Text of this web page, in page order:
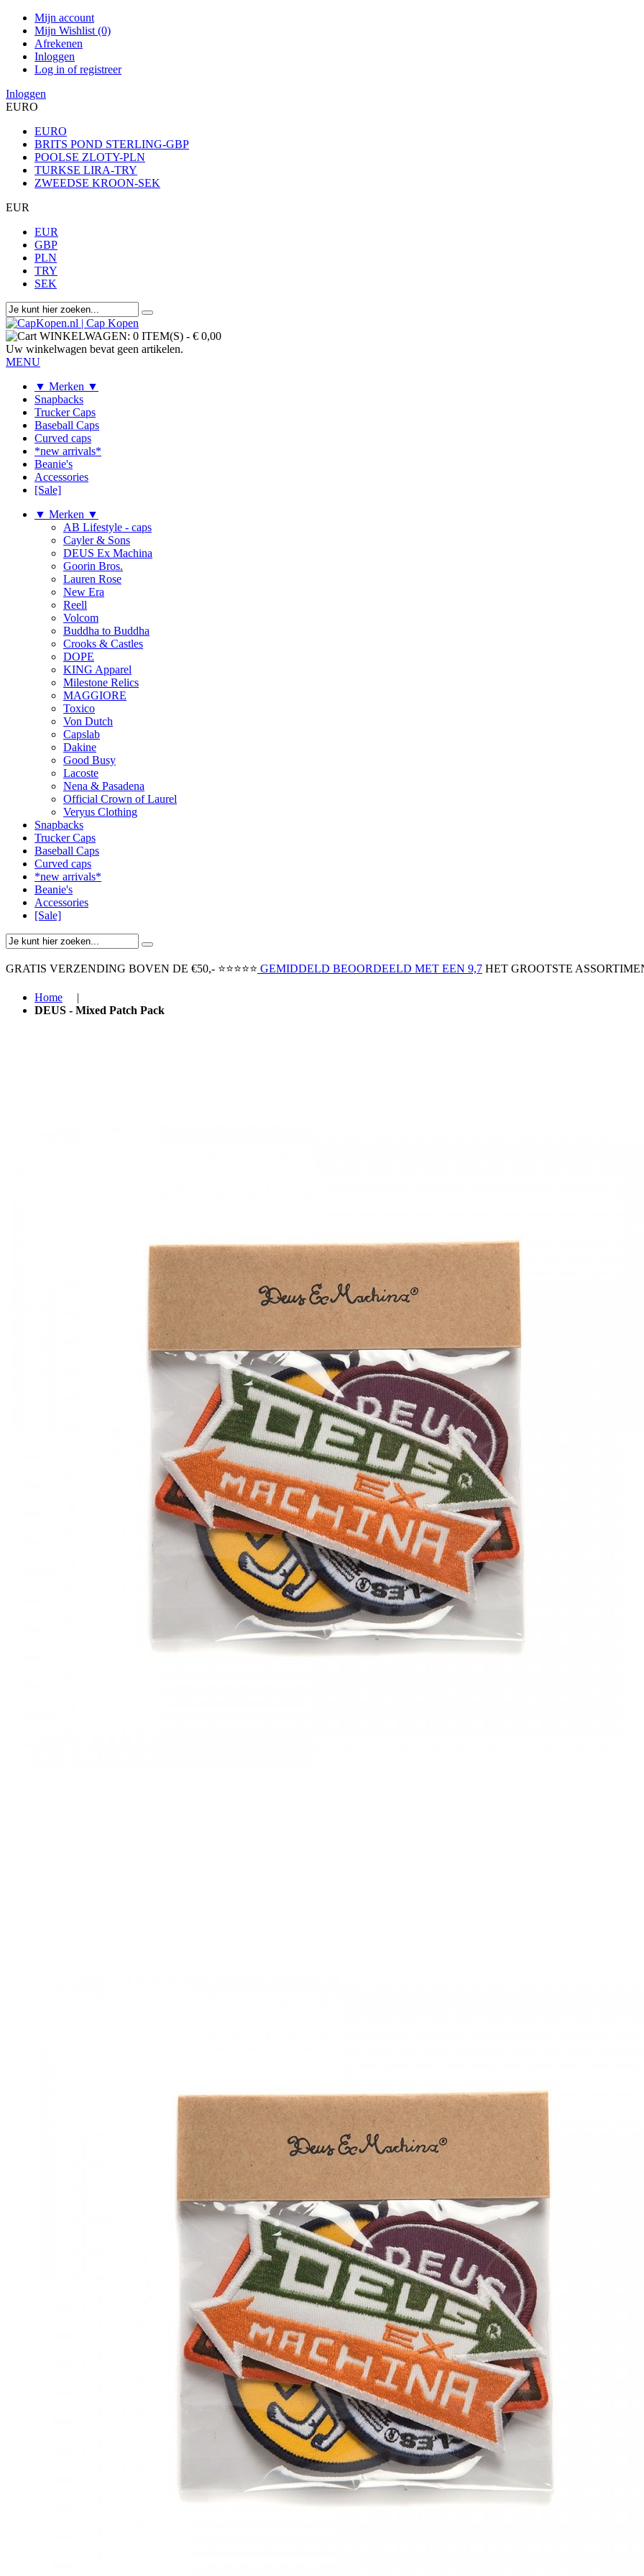
Mijn account
Mijn Wishlist (0)
Afrekenen
Inloggen
Log in of registreer
Inloggen
EURO
EURO
BRITS POND STERLING-GBP
POOLSE ZLOTY-PLN
TURKSE LIRA-TRY
ZWEEDSE KROON-SEK
EUR
EUR
GBP
PLN
TRY
SEK
WINKELWAGEN: 0 ITEM(S) - € 0,00
Uw winkelwagen bevat geen artikelen.
MENU
▼ Merken ▼
Snapbacks
Trucker Caps
Baseball Caps
Curved caps
*new arrivals*
Beanie's
Accessories
[Sale]
▼ Merken ▼
AB Lifestyle - caps
Cayler & Sons
DEUS Ex Machina
Goorin Bros.
Lauren Rose
New Era
Reell
Volcom
Buddha to Buddha
Crooks & Castles
DOPE
KING Apparel
Milestone Relics
MAGGIORE
Toxico
Von Dutch
Capslab
Dakine
Good Busy
Lacoste
Nena & Pasadena
Official Crown of Laurel
Veryus Clothing
Snapbacks
Trucker Caps
Baseball Caps
Curved caps
*new arrivals*
Beanie's
Accessories
[Sale]
GRATIS VERZENDING BOVEN ​DE €50,-​ ⭐⭐⭐⭐⭐ GEMIDDELD BEOORDEELD MET EEN 9,7 HET GROOTSTE
Home
|
DEUS - Mixed Patch Pack